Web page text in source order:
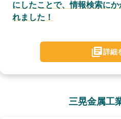
にしたことで、情報検索に
れました！
詳細
三晃金属工